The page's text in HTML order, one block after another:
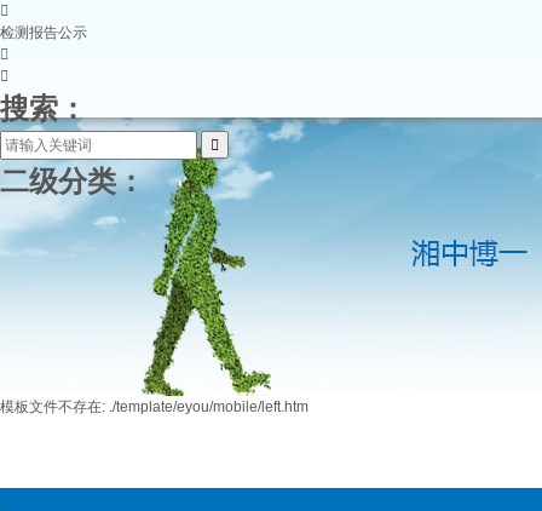

检测报告公示


搜索：
二级分类：
模板文件不存在: ./template/eyou/mobile/left.htm